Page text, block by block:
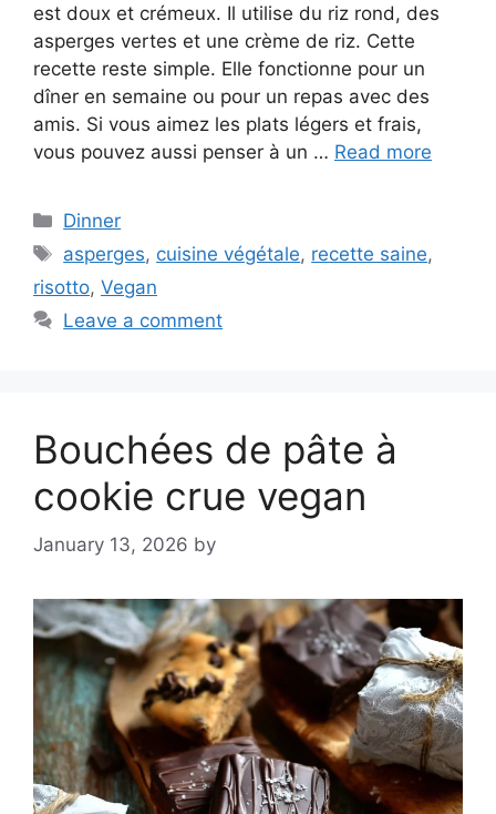
est doux et crémeux. Il utilise du riz rond, des
asperges vertes et une crème de riz. Cette
recette reste simple. Elle fonctionne pour un
dîner en semaine ou pour un repas avec des
amis. Si vous aimez les plats légers et frais,
vous pouvez aussi penser à un … Read more
Categories
Dinner
Tags
asperges, cuisine végétale, recette saine,
risotto, Vegan
Leave a comment
Bouchées de pâte à
cookie crue vegan
January 13, 2026 by